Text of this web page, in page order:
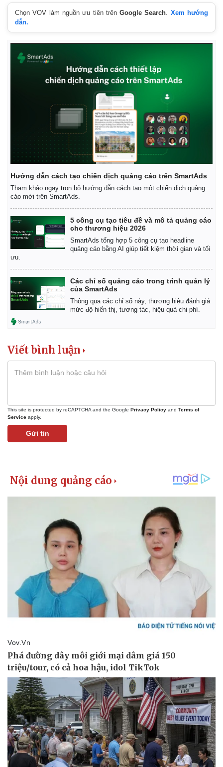
Bóng đá
Lịch thi đấu bóng đá
Thế giới thể thao
Ô tô - Xe máy
Ô tô
Xe máy
Doanh nghiệp
Thông tin doanh nghiệp
Doanh nghiệp 24h
Doanh nhân
Vì cộng đồng
Sành điệu
Tin Công nghệ
Trải nghiệm
Chuyển đổi số
Chọn VOV làm nguồn ưu tiên trênGoogle Search
Xem hướng
dẫn.
Hướng dẫn cách tạo chiến dịch quảng cáo trên SmartAds
Tham khảo ngay trọn bộ hướng dẫn cách tạo một chiến dịch quảng
cáo mới trên SmartAds.
5 công cụ tạo tiêu đề và mô tả quảng cáo
cho thương hiệu 2026
SmartAds tổng hợp 5 công cụ tạo headline
quảng cáo bằng AI giúp tiết kiệm thời gian và tối
ưu.
Các chỉ số quảng cáo trong trình quản lý
của SmartAds
Thông qua các chỉ số này, thương hiệu đánh giá
mức độ hiển thị, tương tác, hiệu quả chi phí.
Viết bình luận
This site is protected by reCAPTCHA and the Google Privacy Policy and Terms of
Service apply.
Gửi tin